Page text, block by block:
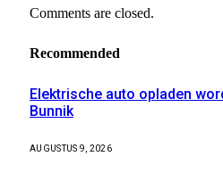
Comments are closed.
Recommended
Elektrische auto opladen
Bunnik
AUGUSTUS 9, 2026